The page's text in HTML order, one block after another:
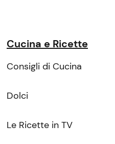
Cucina e Ricette
Consigli di Cucina
Dolci
Le Ricette in TV